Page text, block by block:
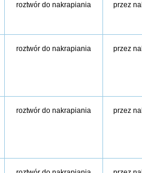
roztwór do nakrapiania przez
roztwór do nakrapiania przez
roztwór do nakrapiania przez